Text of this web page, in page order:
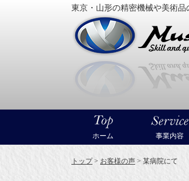
東京・山形の精密機械や美術
ホーム 事業内容
トップ> お客様の声 > 某病院にて